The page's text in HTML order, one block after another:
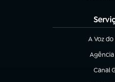
A Voz do
(abre em
Agência
(abre
Canal
(abre